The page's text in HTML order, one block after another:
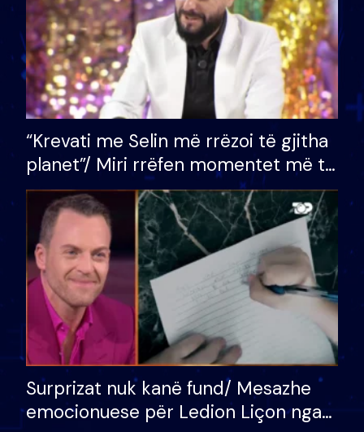
“Krevati me Selin më rrëzoi të gjitha
planet”/ Miri rrëfen momentet më të
bukura në shtëpinë e BB VIP: Do më
mungojë zilja e mëngjesit kur…
Surprizat nuk kanë fund/ Mesazhe
emocionuese për Ledion Liçon nga